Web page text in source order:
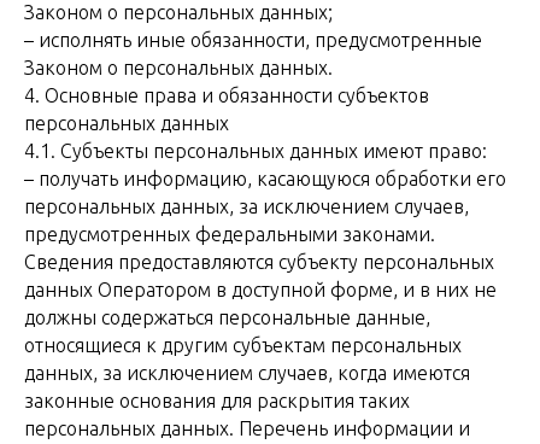
Законом о персональных данных;
– исполнять иные обязанности, предусмотренные
Законом о персональных данных.
4. Основные права и обязанности субъектов
персональных данных
4.1. Субъекты персональных данных имеют право:
– получать информацию, касающуюся обработки его
персональных данных, за исключением случаев,
предусмотренных федеральными законами.
Сведения предоставляются субъекту персональных
данных Оператором в доступной форме, и в них не
должны содержаться персональные данные,
относящиеся к другим субъектам персональных
данных, за исключением случаев, когда имеются
законные основания для раскрытия таких
персональных данных. Перечень информации и